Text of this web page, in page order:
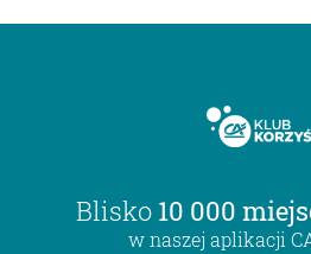
Blisko 10 000
w naszej aplikacji